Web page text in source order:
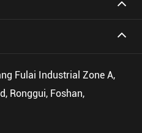
Fulai Industrial Zone A,
Ronggui, Foshan,